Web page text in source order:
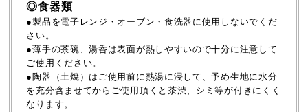
◎食器類
●製品を電子レンジ・オーブン・食洗器に使用しないでくだ
さい。
●薄手の茶碗、湯呑は表面が熱しやすいので十分に注意して
ご使用ください。
●陶器（土焼）はご使用前に熱湯に浸して、予め生地に水分
を充分含ませてからご使用頂くと茶渋、シミ等が付きにくく
なります。